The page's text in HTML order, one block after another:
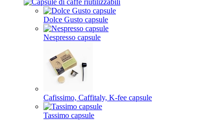
Dolce Gusto capsule
Nespresso capsule
Cafissimo, Caffitaly, K-fee capsule
Tassimo capsule